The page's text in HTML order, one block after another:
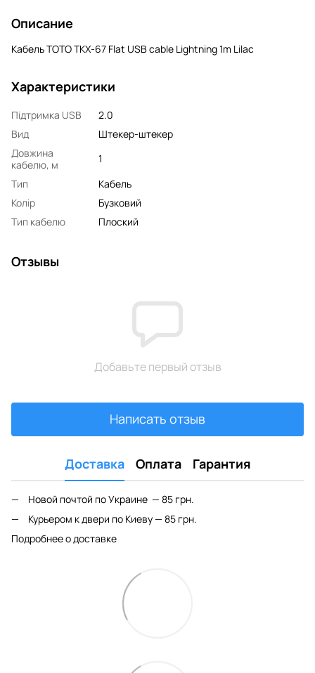
Описание
Кабель TOTO TKX-67 Flat USB cable Lightning 1m Lilac
Характеристики
Підтримка USB
2.0
Вид
Штекер-штекер
Довжина
кабелю, м
1
Тип
Кабель
Колір
Бузковий
Тип кабелю
Плоский
Отзывы
Добавьте первый отзыв
Написать отзыв
Доставка Оплата Гарантия
Новой почтой по Украине — 85 грн.
Курьером к двери по Киеву — 85 грн.
Подробнее о доставке